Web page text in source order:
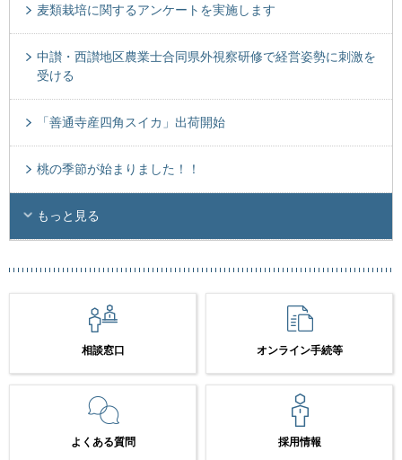
麦類栽培に関するアンケートを実施します
中讃・西讃地区農業士合同県外視察研修で経営姿勢に刺激を
受ける
「善通寺産四角スイカ」出荷開始
桃の季節が始まりました！！
もっと見る
相談窓口 オンライン手続等
よくある質問 採用情報